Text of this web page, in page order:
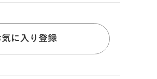
気に入り登録